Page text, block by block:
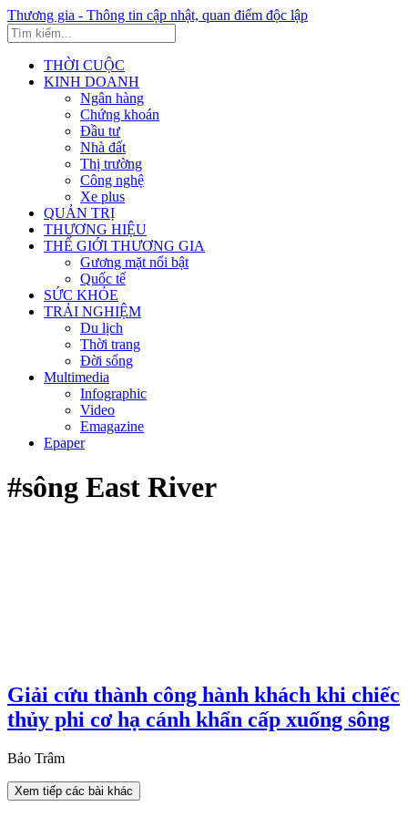
Thương gia - Thông tin cập nhật, quan điểm độc lập
THỜI CUỘC
KINH DOANH
Ngân hàng
Chứng khoán
Đầu tư
Nhà đất
Thị trường
Công nghệ
Xe plus
QUẢN TRỊ
THƯƠNG HIỆU
THẾ GIỚI THƯƠNG GIA
Gương mặt nổi bật
Quốc tế
SỨC KHỎE
TRẢI NGHIỆM
Du lịch
Thời trang
Đời sống
Multimedia
Infographic
Video
Emagazine
Epaper
#sông East River
Giải cứu thành công hành khách khi chiếc
thủy phi cơ hạ cánh khẩn cấp xuống sông
Bảo Trâm
Xem tiếp các bài khác